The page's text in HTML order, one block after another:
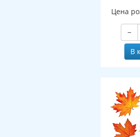
Цена
−
В